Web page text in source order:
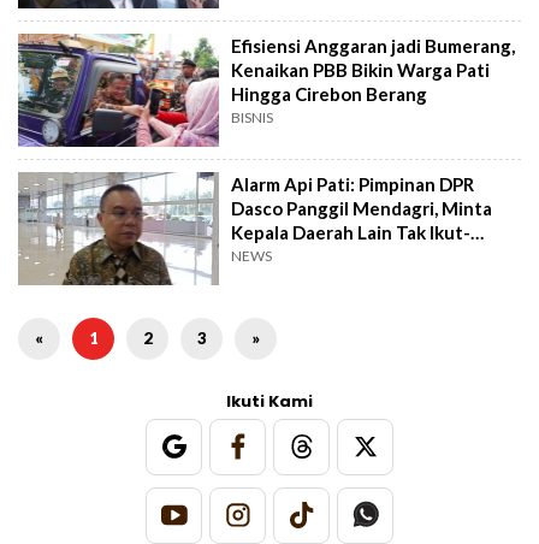
Efisiensi Anggaran jadi Bumerang,
Kenaikan PBB Bikin Warga Pati
Hingga Cirebon Berang
BISNIS
Alarm Api Pati: Pimpinan DPR
Dasco Panggil Mendagri, Minta
Kepala Daerah Lain Tak Ikut-
ikutan Ngawur
NEWS
« 1 2 3 »
Ikuti Kami